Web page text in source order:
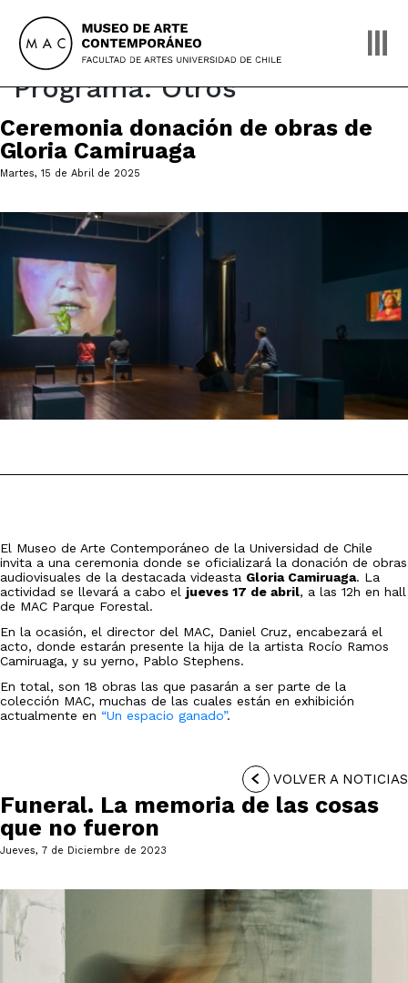
content
Programa:Otros
Ceremonia donación de obras de
Gloria Camiruaga
Martes, 15 de Abril de 2025
El Museo de Arte Contemporáneo de la Universidad de Chile
invita a una ceremonia donde se oficializará la donación de obras
audiovisuales de la destacada videasta Gloria Camiruaga. La
actividad se llevará a cabo el jueves 17 de abril, a las 12h en hall
de MAC Parque Forestal.
En la ocasión, el director del MAC, Daniel Cruz, encabezará el
acto, donde estarán presente la hija de la artista Rocío Ramos
Camiruaga, y su yerno, Pablo Stephens.
En total, son 18 obras las que pasarán a ser parte de la
colección MAC, muchas de las cuales están en exhibición
actualmente en “Un espacio ganado”.
VOLVER A NOTICIAS
Funeral. La memoria de las cosas
que no fueron
Jueves, 7 de Diciembre de 2023